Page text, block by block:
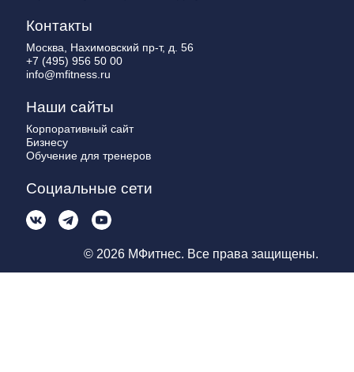
Контакты
Москва, Нахимовский пр-т, д. 56
+7 (495) 956 50 00
info@mfitness.ru
Наши сайты
Корпоративный сайт
Бизнесу
Обучение для тренеров
Социальные сети
© 2026 МФитнес. Все права защищены.